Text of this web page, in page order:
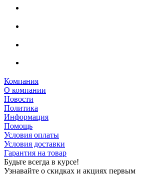
Компания
О компании
Новости
Политика
Информация
Помощь
Условия оплаты
Условия доставки
Гарантия на товар
Будьте всегда в курсе!
Узнавайте о скидках и акциях первым